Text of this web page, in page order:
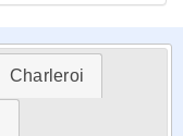
Charleroi